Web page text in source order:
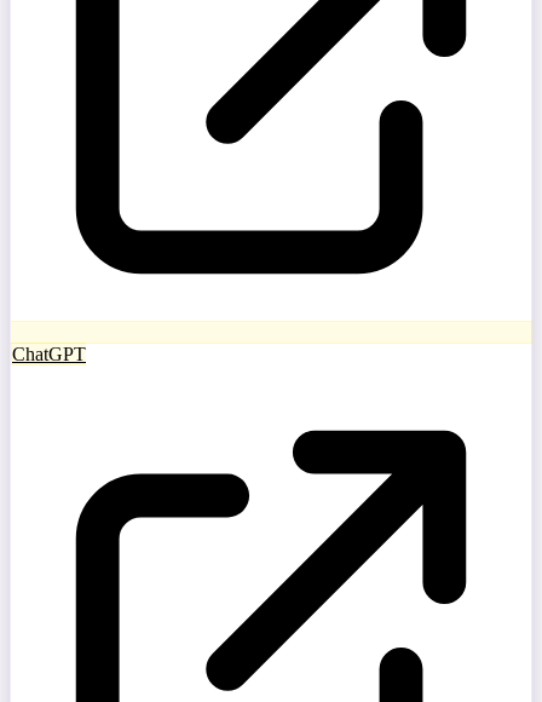
ChatGPT